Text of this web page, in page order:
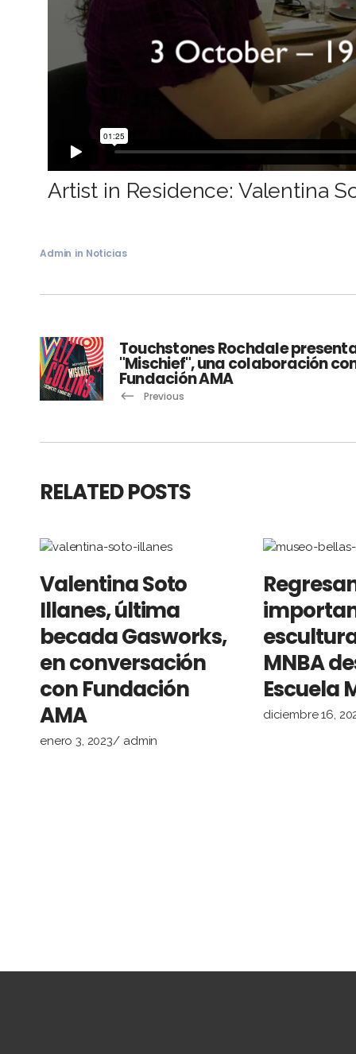
Artist in Residence: Valentina
Admin in Noticias
Touchstones Rochdale
"Mischief", una colaboración
Fundación AMA
Previous
RELATED POSTS
Valentina Soto
Illanes, última
becada Gasworks,
en conversación
con Fundación
AMA
enero 3, 2023 admin
MNBA
Escuela
diciembre 16,